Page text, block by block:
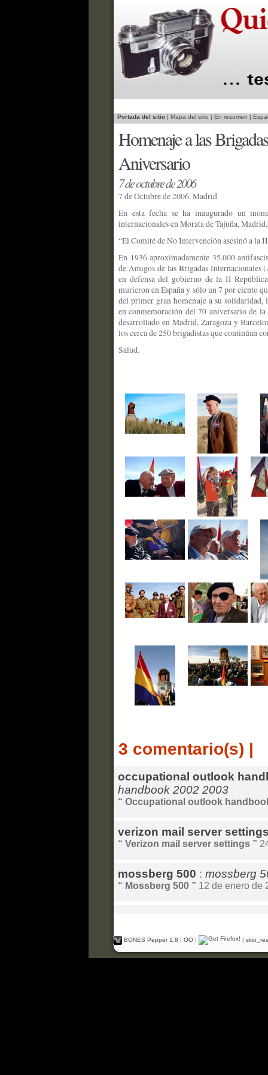
Portada del sitio | Mapa del sitio | En resumen |
Homenaje a las
Aniversario
7 de octubre de 2006
7 de Octubre de 2006. Madrid
En esta fecha se ha inaugurado un
internacionales en Morata de Tajuña, Madrid.
“El Comité de No Intervención asesinó a la
En 1936 aproximadamente 35.000
de Amigos de las Brigadas
en defensa del gobierno de la II
murieron en España y sólo un 7 por ciento
del primer gran homenaje a su
en conmemoración del 70 aniversario de
desarrollado en Madrid, Zaragoza y
los cerca de 250 brigadistas que continúan
Salud.
3 comentario(s) |
occupational outlook
handbook 2002 2003
“ Occupational outlook
verizon mail server
“ Verizon mail server settings ”
mossberg 500 : mossberg
“ Mossberg 500 ” 12 de enero de
BONES Pepper 1.8 | OO | |